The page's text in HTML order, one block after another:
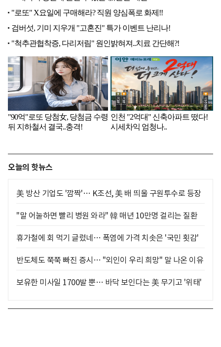
오늘의 핫뉴스
美 방산 기업도 '깜짝'… K조선, 美 배 띄울 구원투수로 등장
"말 어눌하면 빨리 병원 와라" 韓 매년 10만명 걸리는 질환
휴가철에 회 먹기 글렀네… 폭염에 가격 치솟은 '국민 횟감'
반도체도 쭉쭉 빠진 증시… "외인이 우리 희망" 말 나온 이유
보유한 미사일 1700발 뿐… 바닥 보인다는 美 무기고 '위태'